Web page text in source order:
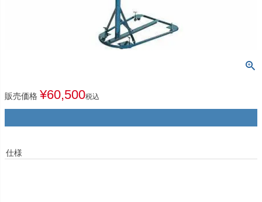
販売価格 ¥60,500税込
仕様